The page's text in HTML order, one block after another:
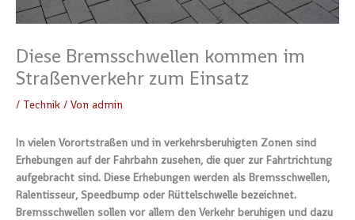
Diese Bremsschwellen kommen im
Straßenverkehr zum Einsatz
/ Technik / Von admin
In vielen Vorortstraßen und in verkehrsberuhigten Zonen sind
Erhebungen auf der Fahrbahn zusehen, die quer zur Fahrtrichtung
aufgebracht sind. Diese Erhebungen werden als Bremsschwellen,
Ralentisseur, Speedbump oder Rüttelschwelle bezeichnet.
Bremsschwellen sollen vor allem den Verkehr beruhigen und dazu